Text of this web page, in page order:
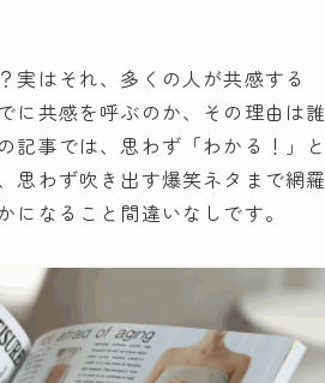
実はそれ、多くの人が共感する
に共感を呼ぶのか、その理由は誰
記事では、思わず「わかる！」と
思わず吹き出す爆笑ネタまで網羅
なること間違いなしです。